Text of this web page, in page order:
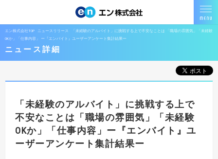
エン株式会社TOP ニュースリリース
「未経験のアルバイト」に挑戦する上で不安なことは 「職場の雰囲気」「未経験
OKか」「仕事内容」 ー『エンバイト』ユーザーアンケート集計結果ー
ニュース詳細
「未経験のアルバイト」に挑戦する上で
不安なことは 「職場の雰囲気」「未経験
OKか」「仕事内容」 ー『エンバイト』ユ
ーザーアンケート集計結果ー